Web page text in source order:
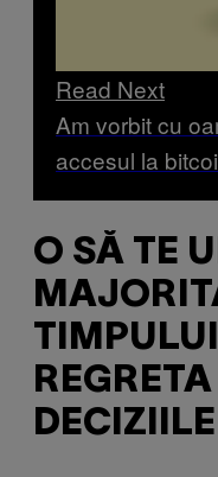
Read Next
Am vorbit cu
accesul la
O SĂ TE
TIMPULUI
DECIZIILE